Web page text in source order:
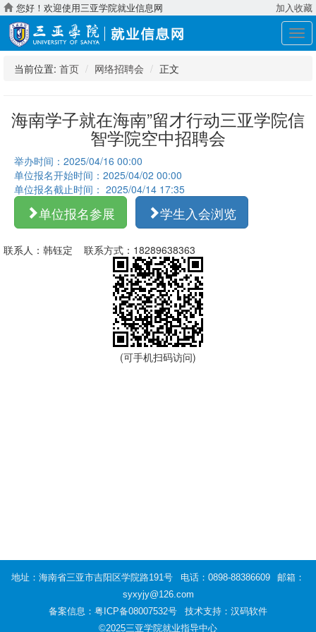
您好！欢迎使用三亚学院就业信息网 加入收藏
展
开
当前位置: 首页 网络招聘会 正文
海南学子就在海南”留才行动三亚学院信
智学院空中招聘会
举办时间：2025/04/16 00:00
单位报名开始时间：2025/04/02 00:00
单位报名截止时间： 2025/04/14 17:35
单位报名参展 学生入会浏览
联系人：韩钰定 联系方式：18289638363
(可手机扫码访问)
地址：海南省三亚市吉阳区学院路191号 电话：0898-88386609
邮箱：
syxyjy@126.com
备案信息：粤ICP备08007532号
技术支持：汉码软件
©2025三亚学院就业指导中心